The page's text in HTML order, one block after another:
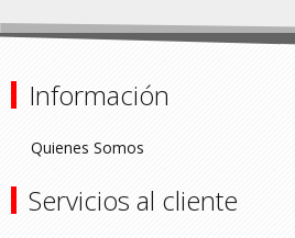
Información
Quienes Somos
Servicios al cliente